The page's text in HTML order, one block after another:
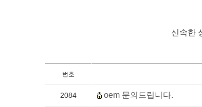
신속한
번호
2084 oem 문의드립니다.